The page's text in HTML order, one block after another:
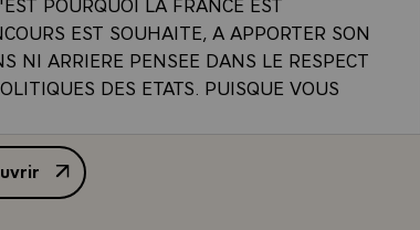
EST SOUHAITE, A APPORTER SON
NI ARRIERE PENSEE DANS LE RESPECT
DES ETATS. PUISQUE VOUS
EN_PLACE POUR VOUS ASSISTER
DANS LE DEVELOPPEMENT DE
AU THON, DANS LE DOMAINE DU
DE M. LE PRESIDENT DE LA